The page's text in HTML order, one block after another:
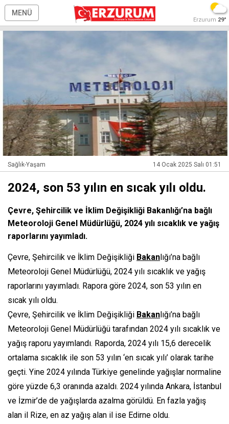
MENÜ
Erzurum 29°
Sağlık-Yaşam 14 Ocak 2025 Salı 01:51
2024, son 53 yılın en sıcak yılı oldu.
Çevre, Şehircilik ve İklim Değişikliği Bakanlığı’na bağlı
Meteoroloji Genel Müdürlüğü, 2024 yılı sıcaklık ve yağış
raporlarını yayımladı.
Çevre, Şehircilik ve İklim Değişikliği Bakan lığı’na bağlı
Meteoroloji Genel Müdürlüğü, 2024 yılı sıcaklık ve yağış
raporlarını yayımladı. Rapora göre 2024, son 53 yılın en
sıcak yılı oldu.
Çevre, Şehircilik ve İklim Değişikliği Bakan lığı’na bağlı
Meteoroloji Genel Müdürlüğü tarafından 2024 yılı sıcaklık ve
yağış raporu yayımlandı. Raporda, 2024 yılı 15,6 derecelik
ortalama sıcaklık ile son 53 yılın ‘en sıcak yılı’ olarak tarihe
geçti. Yine 2024 yılında Türkiye genelinde yağışlar normaline
göre yüzde 6,3 oranında azaldı. 2024 yılında Ankara, İstanbul
ve İzmir’de de yağışlarda azalma görüldü. En fazla yağış
alan il Rize, en az yağış alan il ise Edirne oldu.